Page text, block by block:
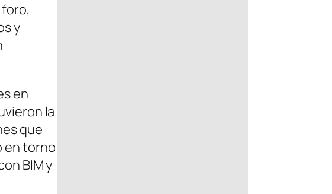
y
en
la
que
en torno
BIM y